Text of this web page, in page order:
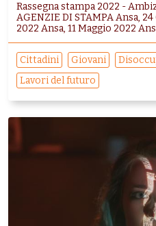
Rassegna stampa 2022 -
AGENZIE DI STAMPA Ansa,
2022 Ansa, 11 Maggio 2022
Cittadini Giovani
Lavori del futuro